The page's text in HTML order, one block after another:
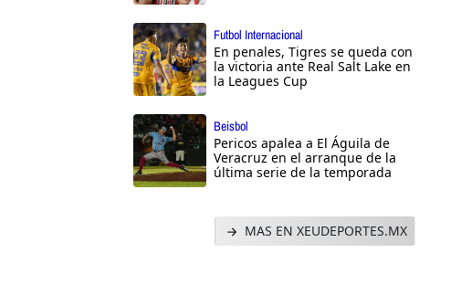
Futbol Internacional
En penales, Tigres se queda con
la victoria ante Real Salt Lake en
la Leagues Cup
Beisbol
Pericos apalea a El Águila de
Veracruz en el arranque de la
última serie de la temporada
MAS EN XEUDEPORTES.MX